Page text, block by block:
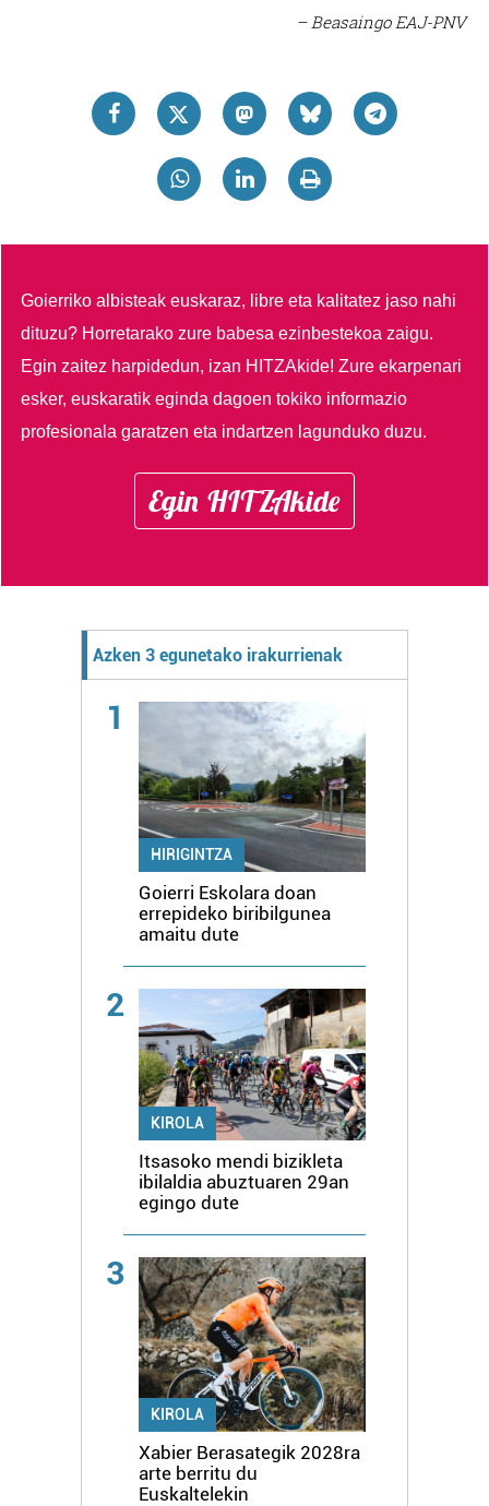
– Beasaingo EAJ-PNV
Goierriko albisteak euskaraz, libre eta kalitatez jaso nahi
dituzu? Horretarako zure babesa ezinbestekoa zaigu.
Egin zaitez harpidedun, izan HITZAkide!Zure ekarpenari
esker, euskaratik eginda dagoen tokiko informazio
profesionala garatzen eta indartzen lagunduko duzu.
Egin HITZAkide
Azken 3 egunetako irakurrienak
1
HIRIGINTZA
Goierri Eskolara doan
errepideko biribilgunea
amaitu dute
2
KIROLA
Itsasoko mendi bizikleta
ibilaldia abuztuaren 29an
egingo dute
3
KIROLA
Xabier Berasategik 2028ra
arte berritu du
Euskaltelekin